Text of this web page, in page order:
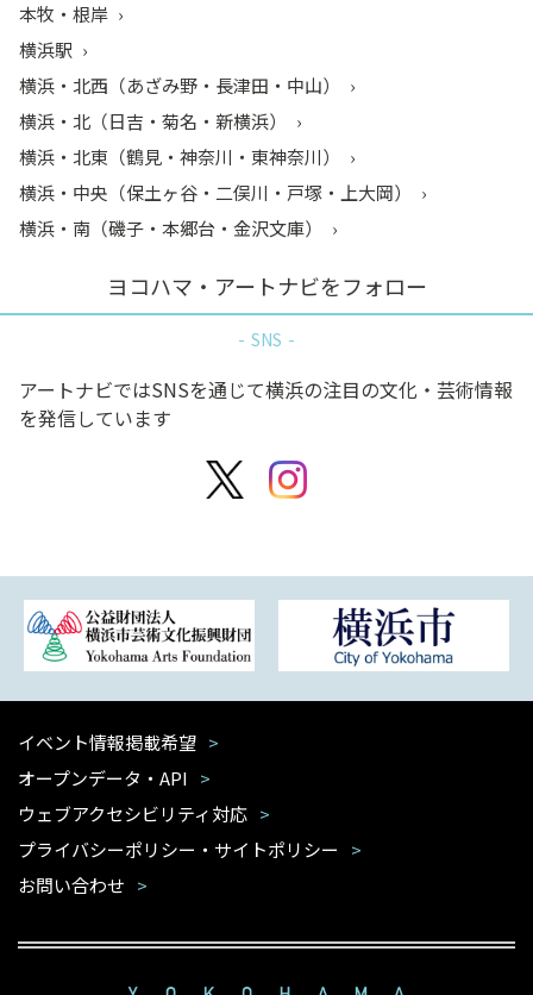
本牧・根岸
横浜駅
横浜・北西（あざみ野・長津田・中山）
横浜・北（日吉・菊名・新横浜）
横浜・北東（鶴見・神奈川・東神奈川）
横浜・中央（保土ヶ谷・二俣川・戸塚・上大岡）
横浜・南（磯子・本郷台・金沢文庫）
ヨコハマ・アートナビをフォロー
SNS
アートナビではSNSを通じて横浜の注目の文化・芸術情報
を発信しています
イベント情報掲載希望
オープンデータ・API
ウェブアクセシビリティ対応
プライバシーポリシー・サイトポリシー
お問い合わせ